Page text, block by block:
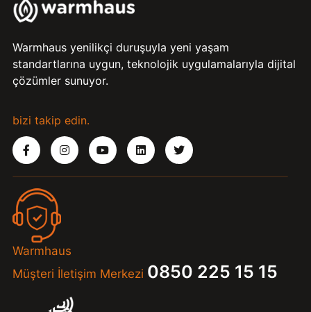
Warmhaus yenilikçi duruşuyla yeni yaşam
standartlarına uygun, teknolojik uygulamalarıyla dijital
çözümler sunuyor.
bizi takip edin.
Warmhaus
Müşteri İletişim Merkezi 0850 225 15 15